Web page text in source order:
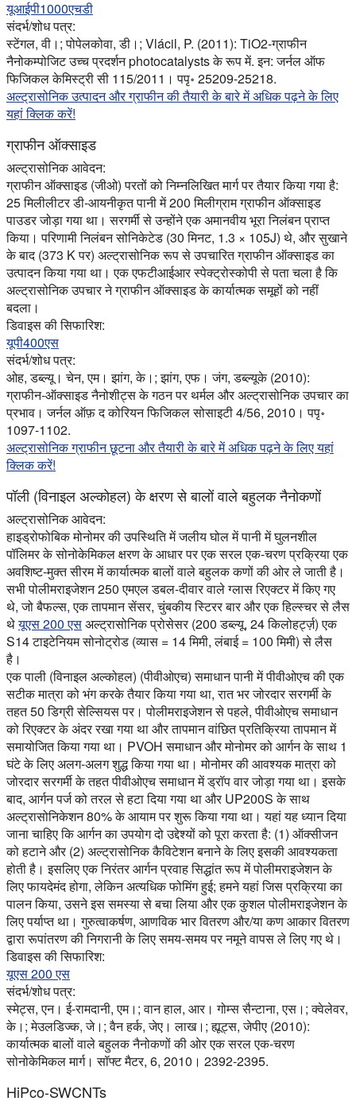
यूआईपी1000एचडी
संदर्भ/शोध पत्र:
स्टेंगल, वी।; पोपेलकोवा, डी।; Vlácil, P. (2011): TiO2-ग्राफीन
नैनोकम्पोजिट उच्च प्रदर्शन photocatalysts के रूप में. इन: जर्नल ऑफ
फिजिकल केमिस्ट्री सी 115/2011। पपृ॰ 25209-25218.
अल्ट्रासोनिक उत्पादन और ग्राफीन की तैयारी के बारे में अधिक पढ़ने के लिए
यहां क्लिक करें!
ग्राफीन ऑक्साइड
अल्ट्रासोनिक आवेदन:
ग्राफीन ऑक्साइड (जीओ) परतों को निम्नलिखित मार्ग पर तैयार किया गया है:
25 मिलीलीटर डी-आयनीकृत पानी में 200 मिलीग्राम ग्राफीन ऑक्साइड
पाउडर जोड़ा गया था। सरगर्मी से उन्होंने एक अमानवीय भूरा निलंबन प्राप्त
किया। परिणामी निलंबन सोनिकेटेड (30 मिनट, 1.3 × 105J) थे, और सुखाने
के बाद (373 K पर) अल्ट्रासोनिक रूप से उपचारित ग्राफीन ऑक्साइड का
उत्पादन किया गया था। एक एफटीआईआर स्पेक्ट्रोस्कोपी से पता चला है कि
अल्ट्रासोनिक उपचार ने ग्राफीन ऑक्साइड के कार्यात्मक समूहों को नहीं
बदला।
डिवाइस की सिफारिश:
यूपी400एस
संदर्भ/शोध पत्र:
ओह, डब्ल्यू। चेन, एम। झांग, के।; झांग, एफ। जंग, डब्ल्यूके (2010):
ग्राफीन-ऑक्साइड नैनोशीट्स के गठन पर थर्मल और अल्ट्रासोनिक उपचार का
प्रभाव। जर्नल ऑफ़ द कोरियन फिजिकल सोसाइटी 4/56, 2010। पपृ॰
1097-1102.
अल्ट्रासोनिक ग्राफीन छूटना और तैयारी के बारे में अधिक पढ़ने के लिए यहां
क्लिक करें!
पॉली (विनाइल अल्कोहल) के क्षरण से बालों वाले बहुलक नैनोकणों
अल्ट्रासोनिक आवेदन:
हाइड्रोफोबिक मोनोमर की उपस्थिति में जलीय घोल में पानी में घुलनशील
पॉलिमर के सोनोकेमिकल क्षरण के आधार पर एक सरल एक-चरण प्रक्रिया एक
अवशिष्ट-मुक्त सीरम में कार्यात्मक बालों वाले बहुलक कणों की ओर ले जाती है।
सभी पोलीमराइजेशन 250 एमएल डबल-दीवार वाले ग्लास रिएक्टर में किए गए
थे, जो बैफल्स, एक तापमान सेंसर, चुंबकीय स्टिरर बार और एक हिल्स्चर से लैस
थेयूएस 200 एसअल्ट्रासोनिक प्रोसेसर (200 डब्ल्यू, 24 किलोहर्ट्ज़) एक
S14 टाइटेनियम सोनोट्रोड (व्यास = 14 मिमी, लंबाई = 100 मिमी) से लैस
है।
एक पाली (विनाइल अल्कोहल) (पीवीओएच) समाधान पानी में पीवीओएच की एक
सटीक मात्रा को भंग करके तैयार किया गया था, रात भर जोरदार सरगर्मी के
तहत 50 डिग्री सेल्सियस पर। पोलीमराइजेशन से पहले, पीवीओएच समाधान
को रिएक्टर के अंदर रखा गया था और तापमान वांछित प्रतिक्रिया तापमान में
समायोजित किया गया था। PVOH समाधान और मोनोमर को आर्गन के साथ 1
घंटे के लिए अलग-अलग शुद्ध किया गया था। मोनोमर की आवश्यक मात्रा को
जोरदार सरगर्मी के तहत पीवीओएच समाधान में ड्रॉप वार जोड़ा गया था। इसके
बाद, आर्गन पर्ज को तरल से हटा दिया गया था और UP200S के साथ
अल्ट्रासोनिकेशन 80% के आयाम पर शुरू किया गया था। यहां यह ध्यान दिया
जाना चाहिए कि आर्गन का उपयोग दो उद्देश्यों को पूरा करता है: (1) ऑक्सीजन
को हटाने और (2) अल्ट्रासोनिक कैविटेशन बनाने के लिए इसकी आवश्यकता
होती है। इसलिए एक निरंतर आर्गन प्रवाह सिद्धांत रूप में पोलीमराइजेशन के
लिए फायदेमंद होगा, लेकिन अत्यधिक फोमिंग हुई; हमने यहां जिस प्रक्रिया का
पालन किया, उसने इस समस्या से बचा लिया और एक कुशल पोलीमराइजेशन के
लिए पर्याप्त था। गुरुत्वाकर्षण, आणविक भार वितरण और/या कण आकार वितरण
द्वारा रूपांतरण की निगरानी के लिए समय-समय पर नमूने वापस ले लिए गए थे।
डिवाइस की सिफारिश:
यूएस 200 एस
संदर्भ/शोध पत्र:
स्मेट्स, एन। ई-रामदानी, एम।; वान हाल, आर। गोम्स सैन्टाना, एस।; क्वेलेवर,
के।; मेउलडिज्क, जे।; वैन हर्क, जेए। लाख।; ह्यूट्स, जेपीए (2010):
कार्यात्मक बालों वाले बहुलक नैनोकणों की ओर एक सरल एक-चरण
सोनोकेमिकल मार्ग। सॉफ्ट मैटर, 6, 2010। 2392-2395.
HiPco-SWCNTs